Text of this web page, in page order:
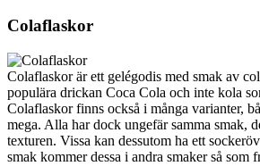
Colaflaskor
Colaflaskor är ett gelégodis med smak av
populära drickan Coca Cola och inte kola
Colaflaskor finns också i många varianter,
mega. Alla har dock ungefär samma smak,
texturen. Vissa kan dessutom ha ett
smak kommer dessa i andra smaker så som